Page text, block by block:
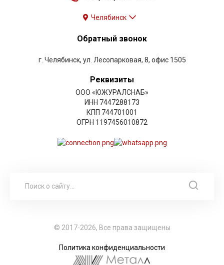
Челябинск
Обратный звонок
г. Челябинск, ул. Лесопарковая, 8, офис 1505
Реквизиты
ООО «ЮЖУРАЛСНАБ»
ИНН 7447288173
КПП 744701001
ОГРН 1197456010872
© 2017-2026, Все права защищены
Политика конфиденциальности